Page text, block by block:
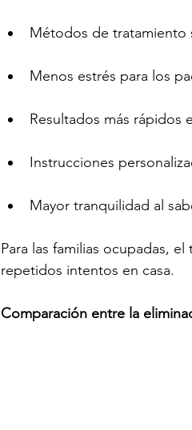
Métodos de tratamiento
Menos estrés para los
Resultados más rápidos
Instrucciones
Mayor tranquilidad al
Para las familias ocupadas,
repetidos intentos en casa.
Comparación entre la